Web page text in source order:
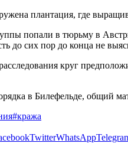
плантация, где
попали в тюрьму в
до сих пор до конца не
круг
в Билефельде, общий
#кража
TwitterWhatsApp